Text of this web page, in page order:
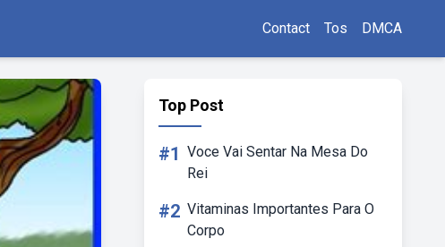
Contact Tos DMCA
Top Post
#1 Voce Vai Sentar Na Mesa Do
Rei
#2 Vitaminas Importantes Para O
Corpo